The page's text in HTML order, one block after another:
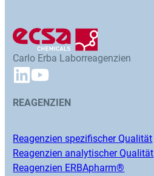
Carlo Erba Laborreagenzien
REAGENZIEN
Reagenzien spezifischer Qualität
Reagenzien analytischer Qualität
Reagenzien ERBApharm®